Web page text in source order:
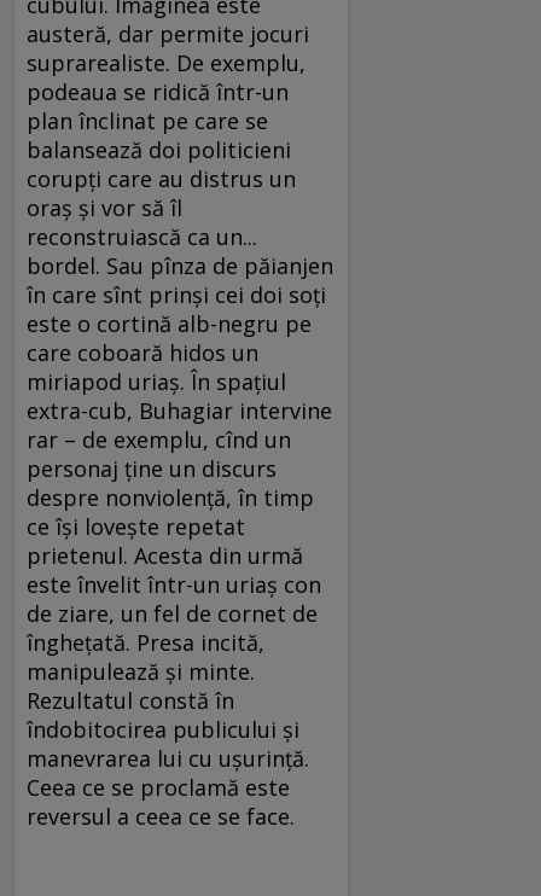
austeră, dar permite jocuri
suprarealiste. De exemplu,
podeaua se ridică într-un
plan înclinat pe care se
balansează doi politicieni
corupţi care au distrus un
oraş şi vor să îl
reconstruiască ca un...
bordel. Sau pînza de păianjen
în care sînt prinşi cei doi soţi
este o cortină alb-negru pe
care coboară hidos un
miriapod uriaş. În spaţiul
extra-cub, Buhagiar intervine
rar – de exemplu, cînd un
personaj ţine un discurs
despre nonviolenţă, în timp
ce îşi loveşte repetat
prietenul. Acesta din urmă
este învelit într-un uriaş con
de ziare, un fel de cornet de
îngheţată. Presa incită,
manipulează şi minte.
Rezultatul constă în
îndobitocirea publicului şi
manevrarea lui cu uşurinţă.
Ceea ce se proclamă este
reversul a ceea ce se face.